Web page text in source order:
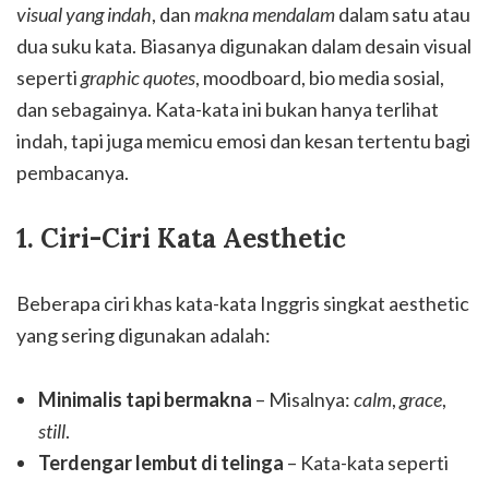
visual yang indah, danmakna mendalamdalam satu atau
dua suku kata. Biasanya digunakan dalam desain visual
sepertigraphic quotes, moodboard, bio media sosial,
dan sebagainya. Kata-kata ini bukan hanya terlihat
indah, tapi juga memicu emosi dan kesan tertentu bagi
pembacanya.
1. Ciri-Ciri Kata Aesthetic
Beberapa ciri khas kata-kata Inggris singkat aesthetic
yang sering digunakan adalah:
Minimalis tapi bermakna – Misalnya:calm,grace,
still.
Terdengar lembut di telinga – Kata-kata seperti